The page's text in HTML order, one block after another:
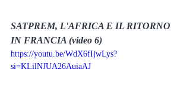
SATPREM, L'AFRICA E IL RITORNO
IN FRANCIA (video 6)
https://youtu.be/WdX6fIjwLys?
si=KLilNJUA26AuiaAJ